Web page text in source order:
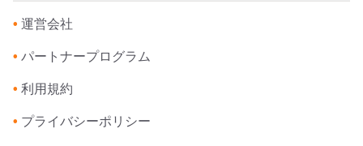
• 運営会社
• パートナープログラム
• 利用規約
• プライバシーポリシー